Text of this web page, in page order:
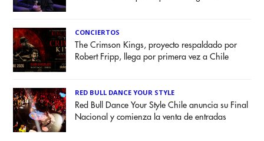
CONCIERTOS
The Crimson Kings, proyecto respaldado por
Robert Fripp, llega por primera vez a Chile
RED BULL DANCE YOUR STYLE
Red Bull Dance Your Style Chile anuncia su Final
Nacional y comienza la venta de entradas